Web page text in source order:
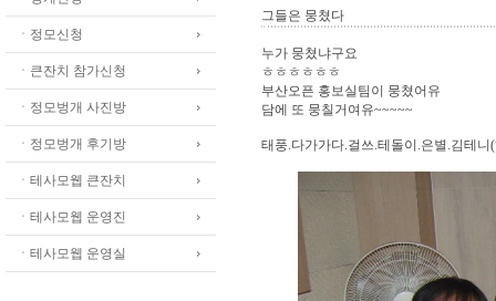
ㆍ정모신청
ㆍ큰잔치 참가신청
ㆍ정모벙개 사진방
ㆍ정모벙개 후기방
ㆍ테사모웹 큰잔치
ㆍ테사모웹 운영진
ㆍ테사모웹 운영실
그들은 뭉쳤다
누가 뭉쳤냐구요
ㅎㅎㅎㅎㅎㅎ
부산오픈 홍보실팀이 뭉쳤어유
담에 또 뭉칠거여유~~~~~
태풍.다가가다.걸쓰.테돌이.은별.김테